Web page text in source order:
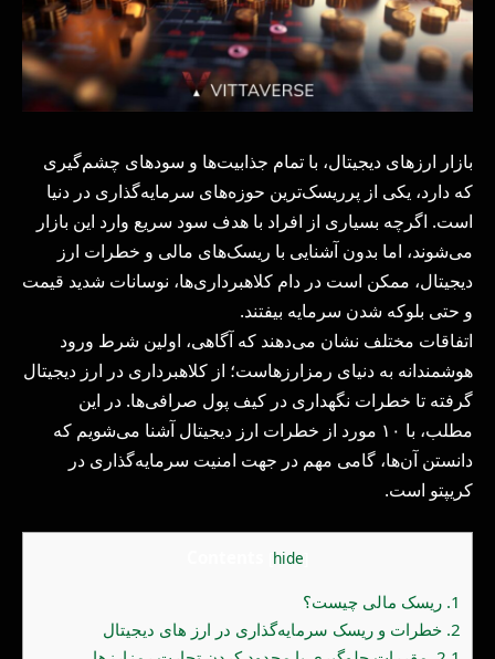
بازار ارزهای دیجیتال، با تمام جذابیت‌ها و سودهای چشم‌گیری
که دارد، یکی از پرریسک‌ترین حوزه‌های سرمایه‌گذاری در دنیا
است. اگرچه بسیاری از افراد با هدف سود سریع وارد این بازار
می‌شوند، اما بدون آشنایی با ریسک‌های مالی و خطرات ارز
دیجیتال، ممکن است در دام‌ کلاهبرداری‌ها، نوسانات شدید قیمت
و حتی بلوکه شدن سرمایه بیفتند.
اتفاقات مختلف نشان می‌دهند که آگاهی، اولین شرط ورود
هوشمندانه به دنیای رمزارزهاست؛ از کلاهبرداری در ارز دیجیتال
گرفته تا خطرات نگهداری در کیف پول صرافی‌ها. در این
مطلب، با ۱۰ مورد از خطرات ارز دیجیتال آشنا می‌شویم که
دانستن آن‌ها، گامی مهم در جهت امنیت سرمایه‌گذاری در
کریپتو است.
hide
1. ریسک مالی چیست؟
2. خطرات و ریسک سرمایه‌گذاری در ارز های دیجیتال